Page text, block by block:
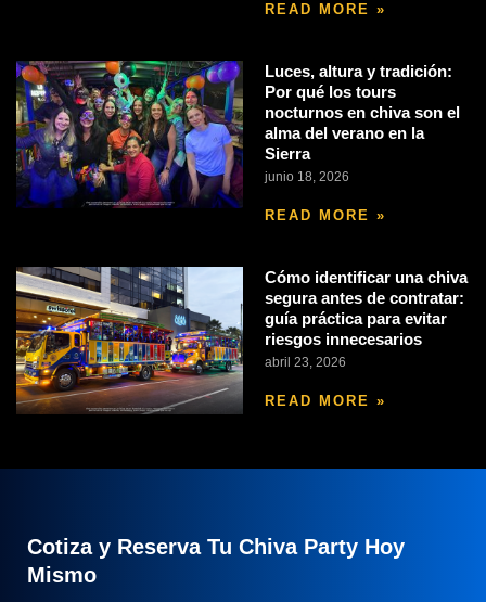
READ MORE »
Luces, altura y tradición:
Por qué los tours
nocturnos en chiva son el
alma del verano en la
Sierra
junio 18, 2026
READ MORE »
Cómo identificar una chiva
segura antes de contratar:
guía práctica para evitar
riesgos innecesarios
abril 23, 2026
READ MORE »
Cotiza y Reserva Tu Chiva Party Hoy
Mismo